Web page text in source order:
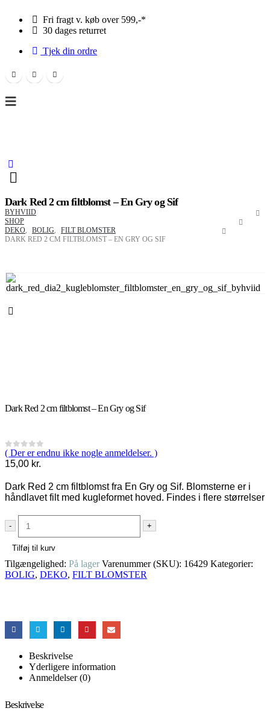
Fri fragt v. køb over 599,-*
30 dages returret
Tjek din ordre
Dark Red 2 cm filtblomst – En Gry og Sif
BYHVIID
SHOP
DEKO, BOLIG,
FILT BLOMSTER
DARK RED 2 CM FILTBLOMST – EN GRY OG SIF
Dark Red 2 cm filtblomst – En Gry og Sif
0 out of 5
( Der er endnu ikke nogle anmeldelser. )
15,00 kr.
Dark Red 2 cm filtblomst fra En Gry og Sif. Blomsterne er i
håndlavet filt med kugleformet hoved. Findes i flere størrelser
- +
Tilføj til kurv
Tilgængelighed: På lager Varenummer (SKU): 16429 Kategorier:
BOLIG, DEKO, FILT BLOMSTER
Beskrivelse
Yderligere information
Anmeldelser (0)
Beskrivelse